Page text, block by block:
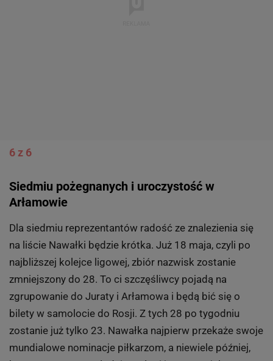
6 z 6
Siedmiu pożegnanych i uroczystość w
Arłamowie
Dla siedmiu reprezentantów radość ze znalezienia się
na liście Nawałki będzie krótka. Już 18 maja, czyli po
najbliższej kolejce ligowej, zbiór nazwisk zostanie
zmniejszony do 28. To ci szczęśliwcy pojadą na
zgrupowanie do Juraty i Arłamowa i będą bić się o
bilety w samolocie do Rosji. Z tych 28 po tygodniu
zostanie już tylko 23. Nawałka najpierw przekaże swoje
mundialowe nominacje piłkarzom, a niewiele później,